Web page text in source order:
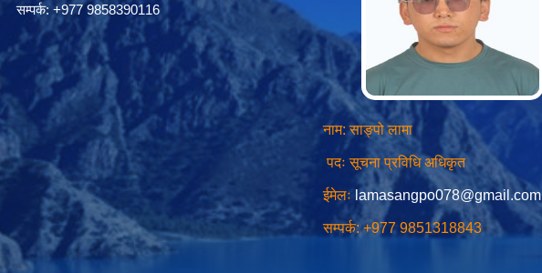
सम्पर्क: +977 9858390116
नाम: साङ्पो लामा
पदः सूचना प्रविधि अधिकृत
ईमेलः lamasangpo078@gmail.com
सम्पर्क: +977 9851318843